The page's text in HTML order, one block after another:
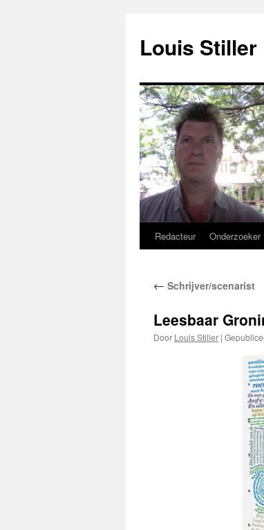
inhoud
Louis Stiller
Redacteur Onderzoeker
← Schrijver/scenarist
Leesbaar
Door Louis Stiller |